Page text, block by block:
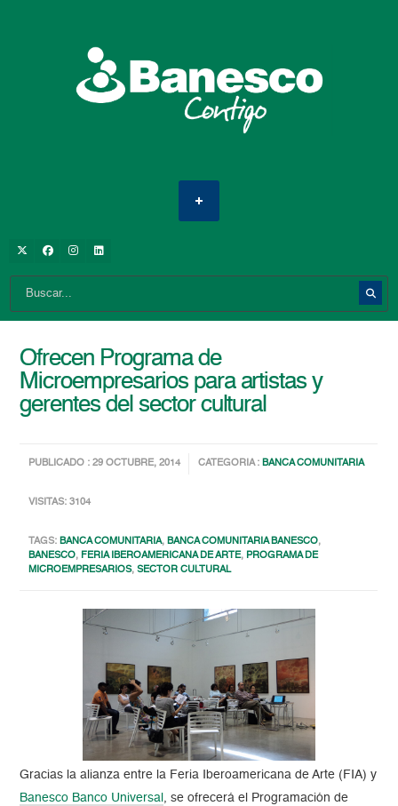
Ofrecen Programa de
Microempresarios para artistas y
gerentes del sector cultural
PUBLICADO : 29 OCTUBRE, 2014 CATEGORIA :BANCA COMUNITARIA
VISITAS: 3104
TAGS:BANCA COMUNITARIA,BANCA COMUNITARIA BANESCO,
BANESCO, FERIA IBEROAMERICANA DE ARTE, PROGRAMA DE
MICROEMPRESARIOS,SECTOR CULTURAL
Gracias la alianza entre la Feria Iberoamericana de Arte (FIA) y
Banesco Banco Universal , se ofrecerá el Programación de